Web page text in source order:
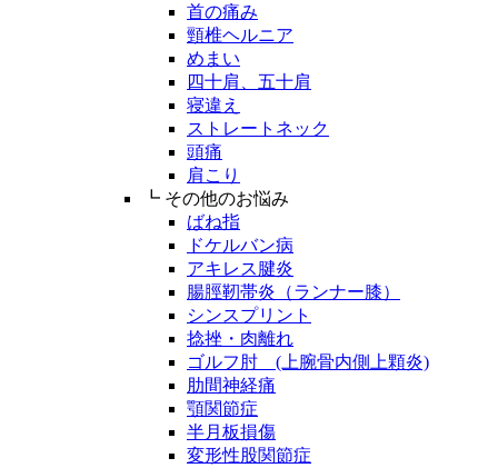
首の痛み
頸椎ヘルニア
めまい
四十肩、五十肩
寝違え
ストレートネック
頭痛
肩こり
┗ その他のお悩み
ばね指
ドケルバン病
アキレス腱炎
腸脛靭帯炎（ランナー膝）
シンスプリント
捻挫・肉離れ
ゴルフ肘 (上腕骨内側上顆炎)
肋間神経痛
顎関節症
半月板損傷
変形性股関節症